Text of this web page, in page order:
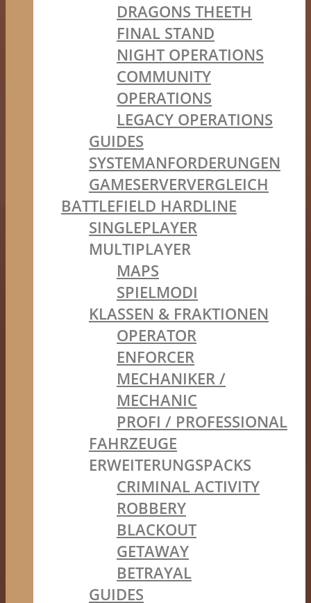
DRAGONS THEETH
FINAL STAND
NIGHT OPERATIONS
COMMUNITY
OPERATIONS
LEGACY OPERATIONS
GUIDES
SYSTEMANFORDERUNGEN
GAMESERVERVERGLEICH
BATTLEFIELD HARDLINE
SINGLEPLAYER
MULTIPLAYER
MAPS
SPIELMODI
KLASSEN & FRAKTIONEN
OPERATOR
ENFORCER
MECHANIKER /
MECHANIC
PROFI / PROFESSIONAL
FAHRZEUGE
ERWEITERUNGSPACKS
CRIMINAL ACTIVITY
ROBBERY
BLACKOUT
GETAWAY
BETRAYAL
GUIDES